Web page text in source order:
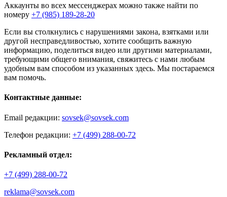
Аккаунты во всех мессенджерах можно также найти по
номеру +7 (985) 189-28-20
Если вы столкнулись с нарушениями закона, взятками или
другой несправедливостью, хотите сообщить важную
информацию, поделиться видео или другими материалами,
требующими общего внимания, свяжитесь с нами любым
удобным вам способом из указанных здесь. Мы постараемся
вам помочь.
Контактные данные:
Email редакции: sovsek@sovsek.com
Телефон редакции: +7 (499) 288-00-72
Рекламный отдел:
+7 (499) 288-00-72
reklama@sovsek.com